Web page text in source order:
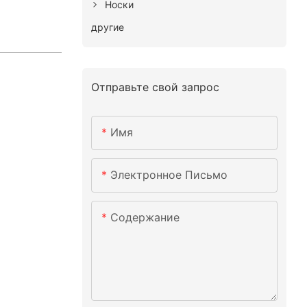
Носки
другие
Отправьте свой запрос
Имя
Электронное Письмо
Содержание